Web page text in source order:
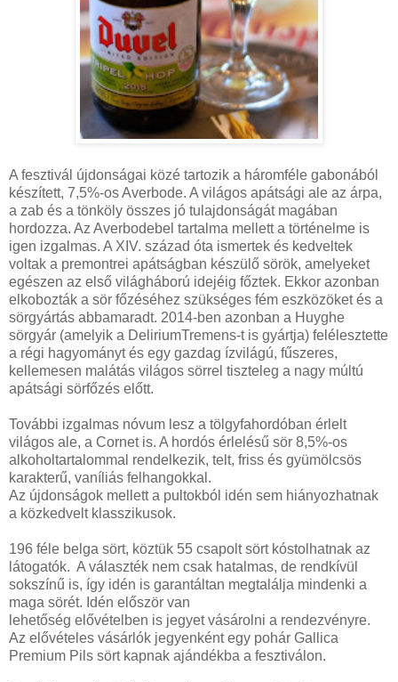
A fesztivál újdonságai közé tartozik a háromféle gabonából
készített, 7,5%-os Averbode. A világos apátsági ale az árpa,
a zab és a tönköly összes jó tulajdonságát magában
hordozza. Az Averbodebel tartalma mellett a történelme is
igen izgalmas. A XIV. század óta ismertek és kedveltek
voltak a premontrei apátságban készülő sörök, amelyeket
egészen az első világháború idejéig főztek. Ekkor azonban
elkobozták a sör főzéséhez szükséges fém eszközöket és a
sörgyártás abbamaradt. 2014-ben azonban a Huyghe
sörgyár (amelyik a DeliriumTremens-t is gyártja) felélesztette
a régi hagyományt és egy gazdag ízvilágú, fűszeres,
kellemesen malátás világos sörrel tiszteleg a nagy múltú
apátsági sörfőzés előtt.
További izgalmas nóvum lesz a tölgyfahordóban érlelt
világos ale, a Cornet is. A hordós érlelésű sör 8,5%-os
alkoholtartalommal rendelkezik, telt, friss és gyümölcsös
karakterű, vaníliás felhangokkal.
Az újdonságok mellett a pultokból idén sem hiányozhatnak
a közkedvelt klasszikusok.
196 féle belga sört, köztük 55 csapolt sört kóstolhatnak az
látogatók. A választék nem csak hatalmas, de rendkívül
sokszínű is, így idén is garantáltan megtalálja mindenki a
maga sörét. Idén először van
lehetőség elővételben is jegyet vásárolni a rendezvényre.
Az elővételes vásárlók jegyenként egy pohár Gallica
Premium Pils sört kapnak ajándékba a fesztiválon.